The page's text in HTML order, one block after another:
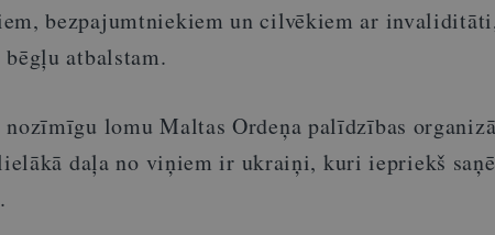
bezpajumtniekiem un cilvēkiem ar
atbalstam.
lomu Maltas Ordeņa palīdzības
daļa no viņiem ir ukraiņi, kuri iepriekš